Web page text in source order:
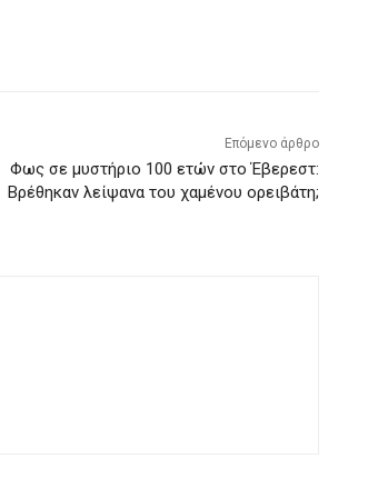
Επόμενο άρθρο
Φως σε μυστήριο 100 ετών στο Έβερεστ:
Βρέθηκαν λείψανα του χαμένου ορειβάτη;